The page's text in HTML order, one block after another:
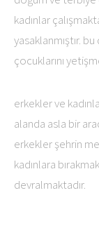
kadınlar
yasaklanmıştır.
çocuklarını
erkekler ve
alanda asla bir
erkekler şehrin
kadınlara
devralmaktadır.